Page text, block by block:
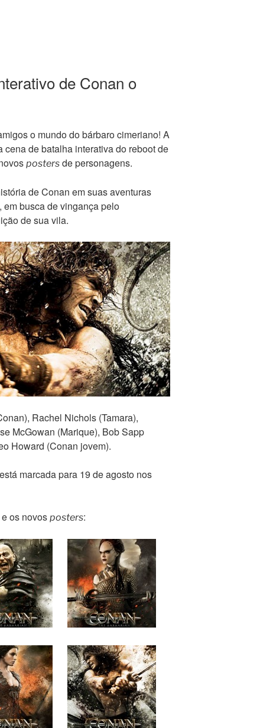
de Conan o
o mundo do bárbaro cimeriano! A
de batalha interativa do reboot de
posters de personagens.
de Conan em suas aventuras
busca de vingança pelo
de sua vila.
Rachel Nichols (Tamara),
McGowan (Marique), Bob Sapp
Howard (Conan jovem).
marcada para 19 de agosto nos
os novos posters: